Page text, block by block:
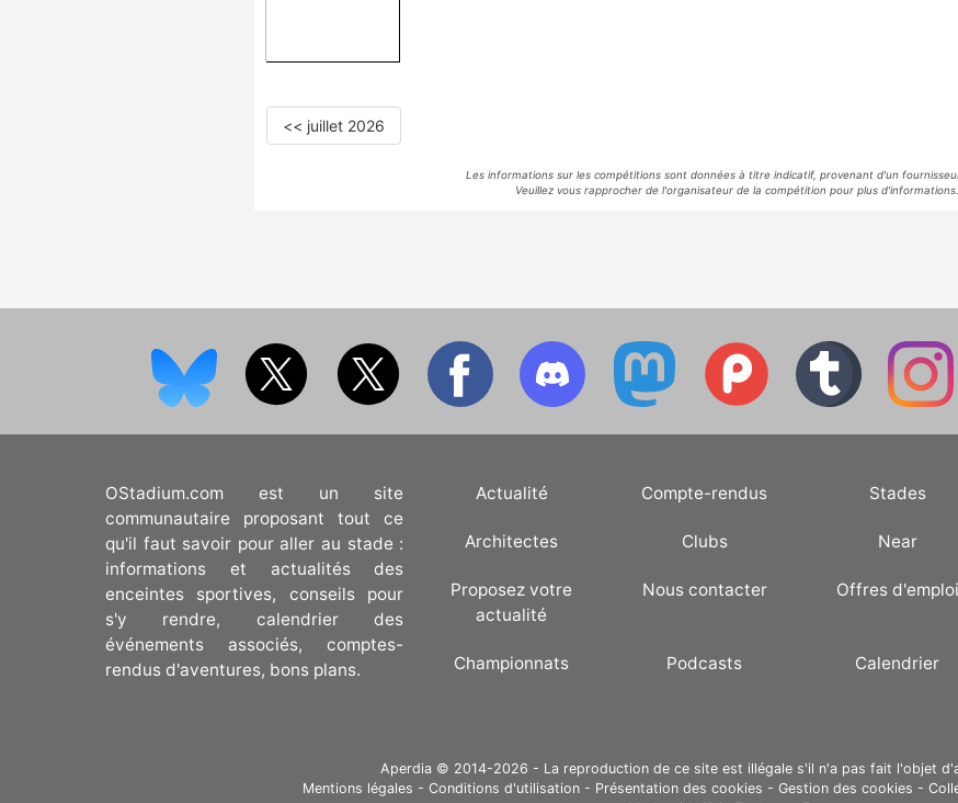
<< juillet 2026
Les informations sur les compétitions sont données à titre indicatif, provenant d'un
Veuillez vous rapprocher de l'organisateur de la compétition pour plus d'informations.
OStadium.com est un site
communautaire proposant tout ce
qu'il faut savoir pour aller au stade :
informations et actualités des
enceintes sportives, conseils pour
s'y rendre, calendrier des
événements associés, comptes-
rendus d'aventures, bons plans.
Actualité Compte-rendus Stades
Architectes Clubs Near
Proposez votre
actualité
Nous contacter Offres d'emploi
Championnats Podcasts Calendrier
Aperdia © 2014-2026 - La reproduction de ce site est illégale s'il n'a pas fait l'objet
Mentions légales - Conditions d'utilisation - Présentation des cookies - Gestion des cookies -